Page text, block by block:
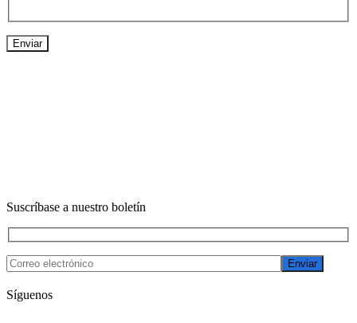
Suscríbase a nuestro boletín
Enviar
Síguenos